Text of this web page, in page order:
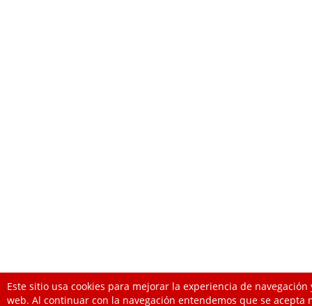
Este sitio usa cookies para mejorar la experiencia de navegación
web. Al continuar con la navegación entendemos que se acepta